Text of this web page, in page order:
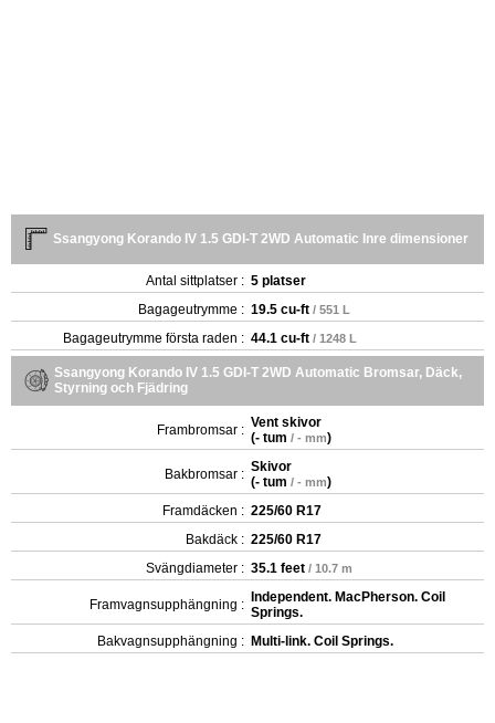
Ssangyong Korando IV 1.5 GDI-T 2WD Automatic Inre dimensioner
Antal sittplatser : 5 platser
Bagageutrymme : 19.5 cu-ft / 551 L
Bagageutrymme första raden : 44.1 cu-ft / 1248 L
Ssangyong Korando IV 1.5 GDI-T 2WD Automatic Bromsar, Däck,
Styrning och Fjädring
Frambromsar : Vent skivor
(- tum / - mm)
Bakbromsar : Skivor
(- tum / - mm)
Framdäcken : 225/60 R17
Bakdäck : 225/60 R17
Svängdiameter : 35.1 feet / 10.7 m
Framvagnsupphängning :
Independent. MacPherson. Coil
Springs.
Bakvagnsupphängning : Multi-link. Coil Springs.